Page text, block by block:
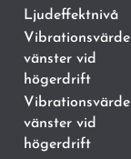
Ljudeffektnivå
Vibrationsvärde
vänster vid
högerdrift
Vibrationsvärde
vänster vid
högerdrift